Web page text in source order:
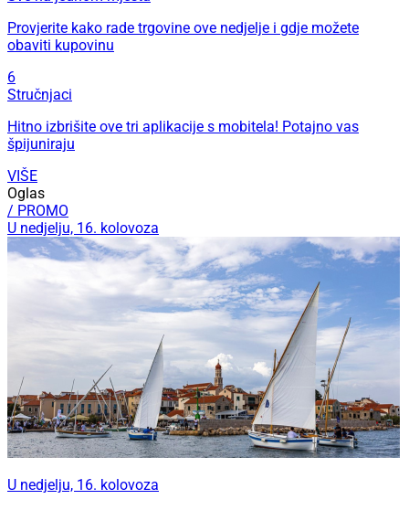
Provjerite kako rade trgovine ove nedjelje i gdje možete
obaviti kupovinu
6
Stručnjaci
Hitno izbrišite ove tri aplikacije s mobitela! Potajno vas
špijuniraju
VIŠE
Oglas
/ PROMO
U nedjelju, 16. kolovoza
U nedjelju, 16. kolovoza